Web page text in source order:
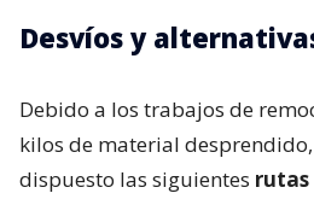
Desvíos y
Debido a los trabajos de
kilos de material
dispuesto las siguientes